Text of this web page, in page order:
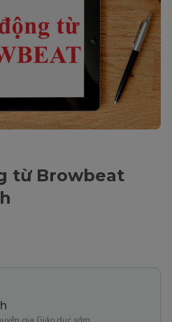
từ Browbeat
gia Giáo dục sớm